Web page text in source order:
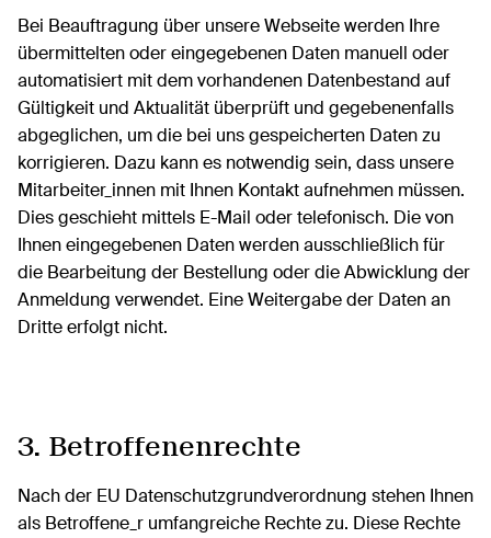
Bei Beauftragung über unsere Webseite werden Ihre
übermittelten oder eingegebenen Daten manuell oder
automatisiert mit dem vorhandenen Datenbestand auf
Gültigkeit und Aktualität überprüft und gegebenenfalls
abgeglichen, um die bei uns gespeicherten Daten zu
korrigieren. Dazu kann es notwendig sein, dass unsere
Mitarbeiter_innen mit Ihnen Kontakt aufnehmen müssen.
Dies geschieht mittels E-Mail oder telefonisch. Die von
Ihnen eingegebenen Daten werden ausschließlich für
die Bearbeitung der Bestellung oder die Abwicklung der
Anmeldung verwendet. Eine Weitergabe der Daten an
Dritte erfolgt nicht.
3. Betroffenenrechte
Nach der EU Datenschutzgrundverordnung stehen Ihnen
als Betroffene_r umfangreiche Rechte zu. Diese Rechte